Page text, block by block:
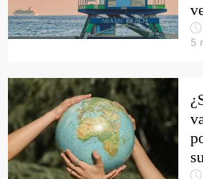
5